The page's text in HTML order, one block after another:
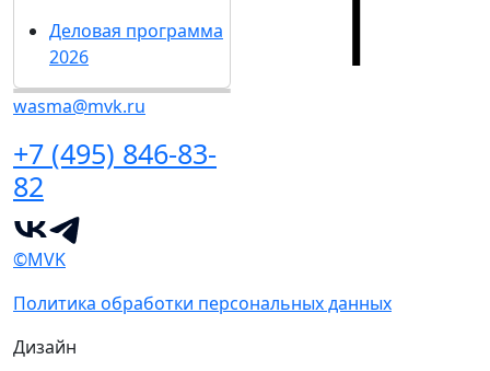
Деловая программа
2026
wasma@mvk.ru
+7 (495) 846-83-
82
©MVK
Политика обработки персональных данных
Дизайн